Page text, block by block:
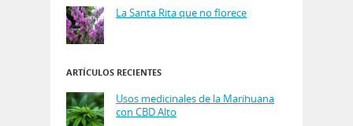
La Santa Rita que no florece
ARTÍCULOS RECIENTES
Usos medicinales de la Marihuana
con CBD Alto